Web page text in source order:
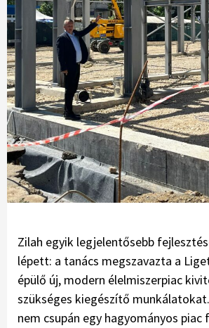
Zilah egyik legjelentősebb
lépett: a tanács megszavazta a
épülő új, modern élelmiszerpiac
szükséges kiegészítő
nem csupán egy hagyományos